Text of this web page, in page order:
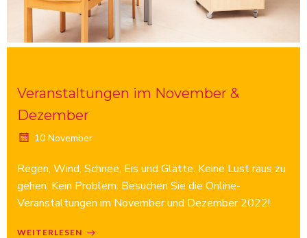
Veranstaltungen im November &
Dezember
10 November
Regen, Wind, Schnee, Eis und Glätte. Keine Lust raus zu
gehen. Kein Problem. Besuchen Sie die Online-
Veranstaltungen im November und Dezember 2022!
WEITERLESEN